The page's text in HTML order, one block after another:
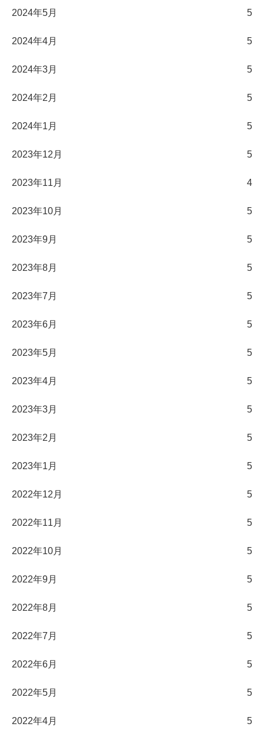
2024年5月 5
2024年4月 5
2024年3月 5
2024年2月 5
2024年1月 5
2023年12月 5
2023年11月 4
2023年10月 5
2023年9月 5
2023年8月 5
2023年7月 5
2023年6月 5
2023年5月 5
2023年4月 5
2023年3月 5
2023年2月 5
2023年1月 5
2022年12月 5
2022年11月 5
2022年10月 5
2022年9月 5
2022年8月 5
2022年7月 5
2022年6月 5
2022年5月 5
2022年4月 5